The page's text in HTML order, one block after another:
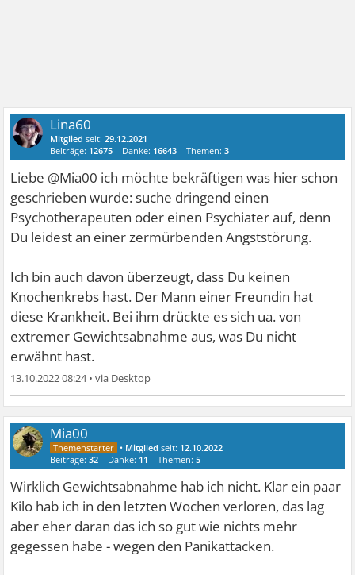
Lina60
Mitglied seit:29.12.2021
Beiträge: 12675 Danke: 16643 Themen:3
Liebe @Mia00 ich möchte bekräftigen was hier schon
geschrieben wurde: suche dringend einen
Psychotherapeuten oder einen Psychiater auf, denn
Du leidest an einer zermürbenden Angststörung.
Ich bin auch davon überzeugt, dass Du keinen
Knochenkrebs hast. Der Mann einer Freundin hat
diese Krankheit. Bei ihm drückte es sich ua. von
extremer Gewichtsabnahme aus, was Du nicht
erwähnt hast.
13.10.2022 08:24•
Mia00
• Mitglied seit: 12.10.2022
Beiträge:32 Danke: 11 Themen:5
Wirklich Gewichtsabnahme hab ich nicht. Klar ein paar
Kilo hab ich in den letzten Wochen verloren, das lag
aber eher daran das ich so gut wie nichts mehr
gegessen habe - wegen den Panikattacken.